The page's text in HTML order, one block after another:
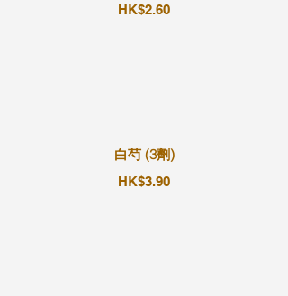
HK$2.60
白芍 (3劑)
HK$3.90